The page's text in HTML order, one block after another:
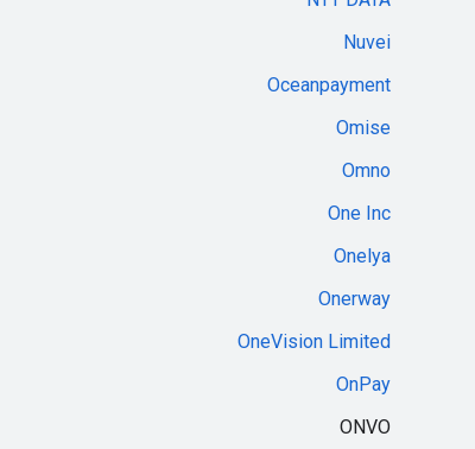
Nuvei
Oceanpayment
Omise
Omno
One Inc
Onelya
Onerway
OneVision Limited
OnPay
ONVO